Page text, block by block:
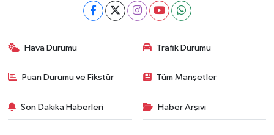
Hava Durumu Trafik Durumu
Puan Durumu ve Fikstür Tüm Manşetler
Son Dakika Haberleri Haber Arşivi